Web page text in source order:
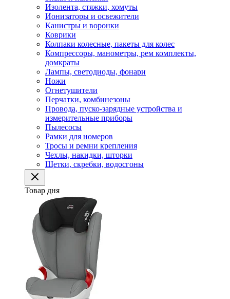
Изолента, стяжки, хомуты
Ионизаторы и освежители
Канистры и воронки
Коврики
Колпаки колесные, пакеты для колес
Компрессоры, манометры, рем комплекты,
домкраты
Лампы, светодиоды, фонари
Ножи
Огнетушители
Перчатки, комбинезоны
Провода, пуско-зарядные устройства и
измерительные приборы
Пылесосы
Рамки для номеров
Тросы и ремни крепления
Чехлы, накидки, шторки
Щетки, скребки, водосгоны
Товар дня